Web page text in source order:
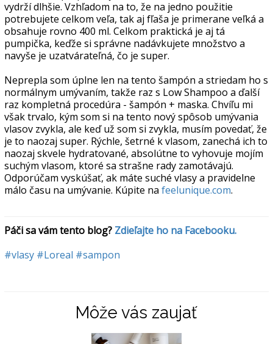
vydrží dlhšie. Vzhľadom na to, že na jedno použitie
potrebujete celkom veľa, tak aj fľaša je primerane veľká a
obsahuje rovno 400 ml. Celkom praktická je aj tá
pumpička, keďže si správne nadávkujete množstvo a
navyše je uzatvárateľná, čo je super.
Neprepla som úplne len na tento šampón a striedam ho s
normálnym umývaním, takže raz s Low Shampoo a ďalší
raz kompletná procedúra - šampón + maska. Chvíľu mi
však trvalo, kým som si na tento nový spôsob umývania
vlasov zvykla, ale keď už som si zvykla, musím povedať, že
je to naozaj super. Rýchle, šetrné k vlasom, zanechá ich to
naozaj skvele hydratované, absolútne to vyhovuje mojím
suchým vlasom, ktoré sa strašne rady zamotávajú.
Odporúčam vyskúšať, ak máte suché vlasy a pravidelne
málo času na umývanie. Kúpite na feelunique.com.
Páči sa vám tento blog? Zdieľajte ho na Facebooku.
#vlasy #Loreal #sampon
Môže vás zaujať